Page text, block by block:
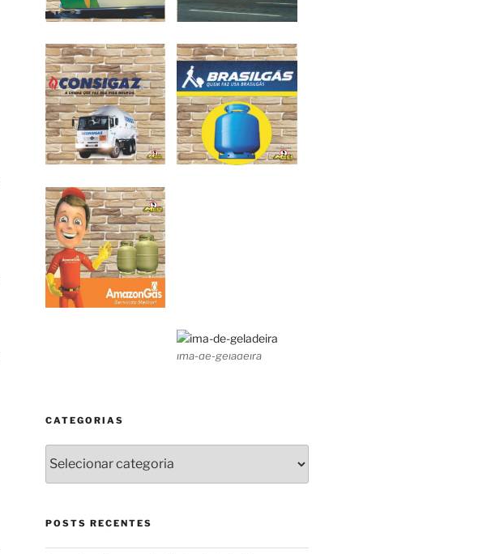
ima-de-geladeira
CATEGORIAS
POSTS RECENTES